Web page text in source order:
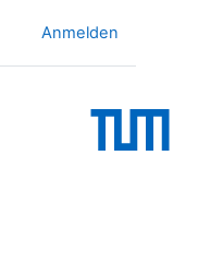
Anmelden